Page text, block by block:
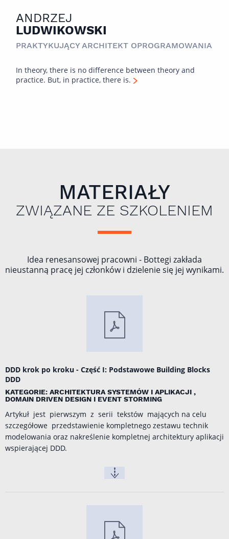
ANDRZEJ
LUDWIKOWSKI
PRAKTYKUJĄCY ARCHITEKT OPROGRAMOWANIA
In theory, there is no difference between theory and
practice. But, in practice, there is.
MATERIAŁY
ZWIĄZANE ZE SZKOLENIEM
Idea renesansowej pracowni - Bottegi zakłada
nieustanną pracę jej członków i dzielenie się jej wynikami.
DDD krok po kroku - Część I: Podstawowe Building Blocks
DDD
KATEGORIE: ARCHITEKTURA SYSTEMÓW I APLIKACJI ,
DOMAIN DRIVEN DESIGN I EVENT STORMING
Artykuł jest pierwszym z serii tekstów mających na celu
szczegółowe przedstawienie kompletnego zestawu technik
modelowania oraz nakreślenie kompletnej architektury aplikacji
wspierającej DDD.